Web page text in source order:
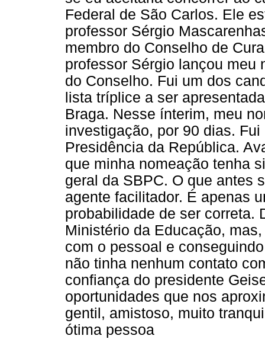
Federal de São Carlos. Ele
professor Sérgio
membro do Conselho de
professor Sérgio lançou meu
do Conselho. Fui um dos
lista tríplice a ser
Braga. Nesse ínterim, meu
investigação, por 90 dias.
Presidência da República.
que minha nomeação tenha
geral da SBPC. O que antes
agente facilitador. É apenas
probabilidade de ser correta.
Ministério da Educação,
com o pessoal e
não tinha nenhum contato
confiança do presidente
oportunidades que nos
gentil, amistoso, muito
ótima pessoa